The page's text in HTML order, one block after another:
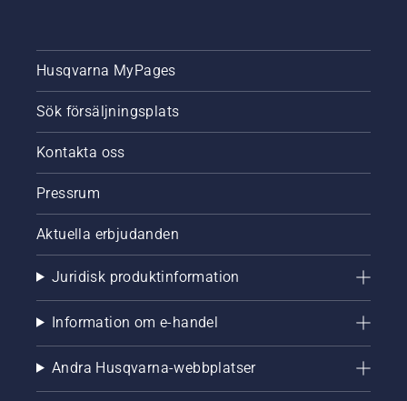
Husqvarna MyPages
Sök försäljningsplats
Kontakta oss
Pressrum
Aktuella erbjudanden
Juridisk produktinformation
Information om e-handel
Andra Husqvarna-webbplatser